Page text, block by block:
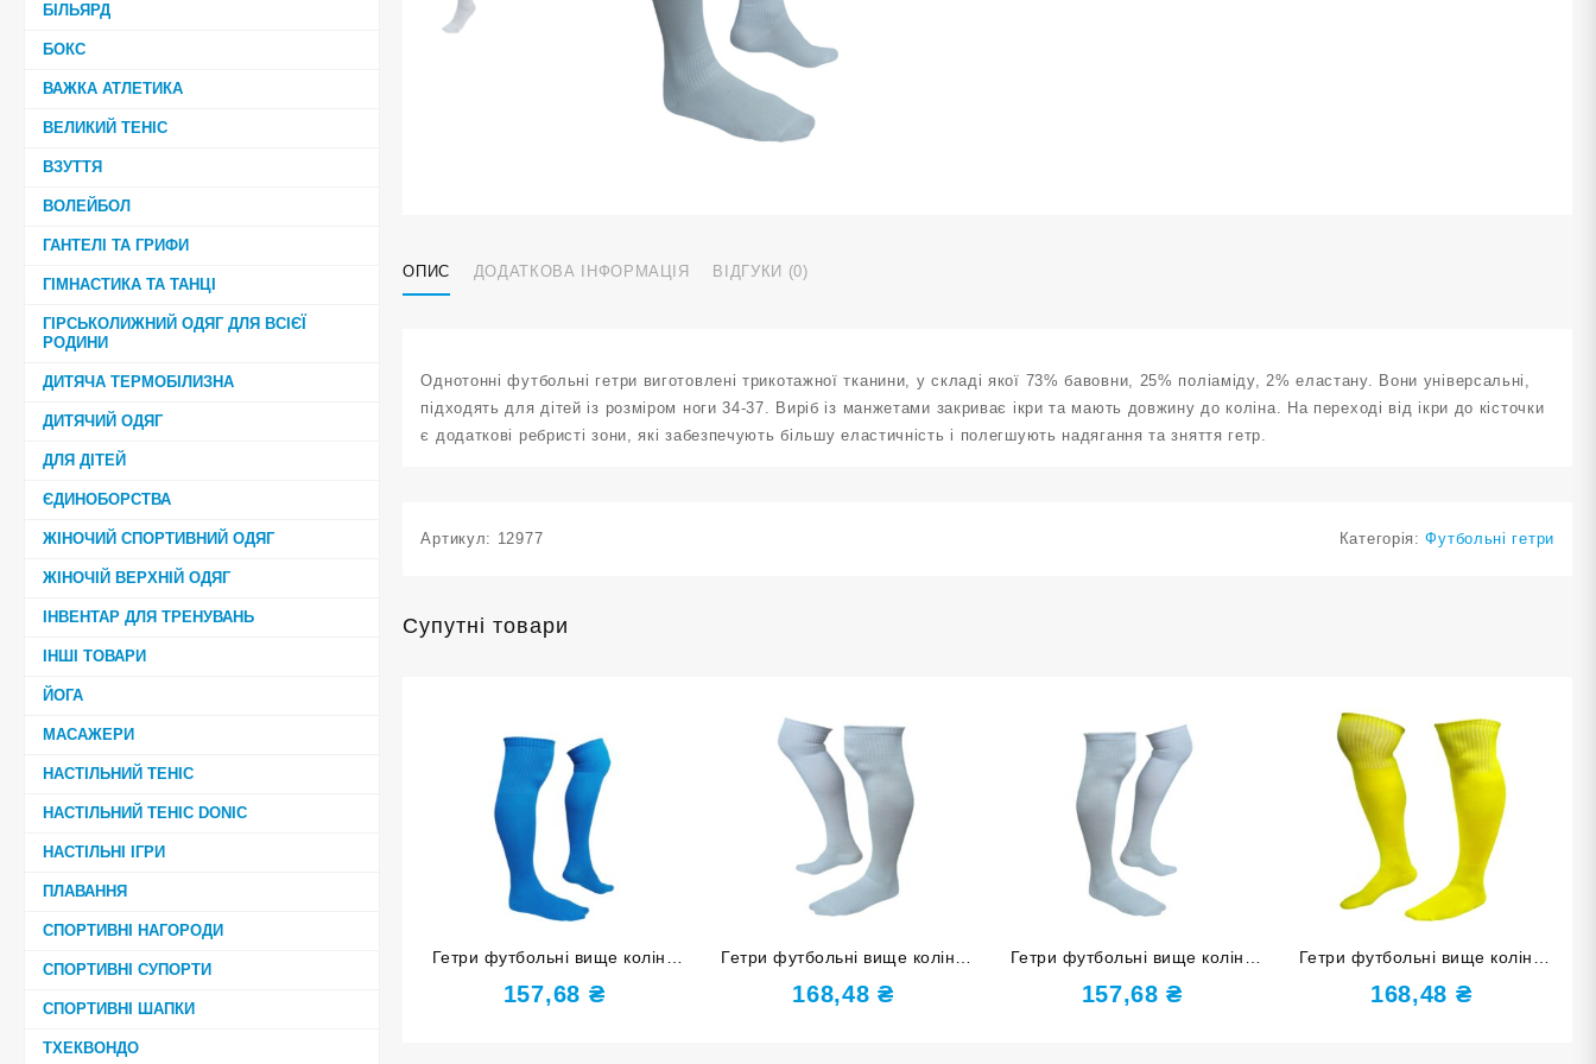
БІЛЬЯРД
БОКС
ВАЖКА АТЛЕТИКА
ВЕЛИКИЙ ТЕНІС
ВЗУТТЯ
ВОЛЕЙБОЛ
ГАНТЕЛІ ТА ГРИФИ
ГІМНАСТИКА ТА ТАНЦІ
ГІРСЬКОЛИЖНИЙ ОДЯГ ДЛЯ ВСІЄЇ
РОДИНИ
ДИТЯЧА ТЕРМОБІЛИЗНА
ДИТЯЧИЙ ОДЯГ
ДЛЯ ДІТЕЙ
ЄДИНОБОРСТВА
ЖІНОЧИЙ СПОРТИВНИЙ ОДЯГ
ЖІНОЧІЙ ВЕРХНІЙ ОДЯГ
ІНВЕНТАР ДЛЯ ТРЕНУВАНЬ
ІНШІ ТОВАРИ
ЙОГА
МАСАЖЕРИ
НАСТІЛЬНИЙ ТЕНІС
НАСТІЛЬНИЙ ТЕНІС DONIC
НАСТІЛЬНІ ІГРИ
ПЛАВАННЯ
СПОРТИВНІ НАГОРОДИ
СПОРТИВНІ СУПОРТИ
СПОРТИВНІ ШАПКИ
ТХЕКВОНДО
ОПИС ДОДАТКОВА ІНФОРМАЦІЯ ВІДГУКИ (0)
Однотонні футбольні гетри виготовлені трикотажної тканини, у складі якої 73% бавовни, 25% поліаміду, 2% еластану. Вони універсальні,
підходять для дітей із розміром ноги 34-37. Виріб із манжетами закриває ікри та мають довжину до коліна. На переході від ікри до кісточки
є додаткові ребристі зони, які забезпечують більшу еластичність і полегшують надягання та зняття гетр.
Артикул: 12977 Категорія:Футбольні гетри
Супутні товари
Гетри футбольні вище коліна
розмір 34-37 блакитні
157,68 ₴
Гетри футбольні вище коліна
розмір 38-40 білі
168,48₴
Гетри футбольні вище коліна
розмір 34-37 білі
157,68₴
Гетри футбольні вище коліна
розмір 38-40 жовті
168,48 ₴